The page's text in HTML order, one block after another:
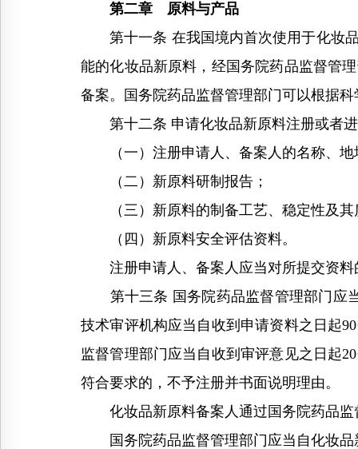
第二章 原料与产品
第十一条 在我国境内首次使用于化妆品
能的化妆品新原料，经国务院药品监督管
备案。国务院药品监督管理部门可以根据
第十二条 申请化妆品新原料注册或者进
（一）注册申请人、备案人的名称、地
（二）新原料研制报告；
（三）新原料的制备工艺、稳定性及其
（四）新原料安全评估资料。
注册申请人、备案人应当对所提交资料
第十三条 国务院药品监督管理部门应当
技术审评机构应当自收到申请资料之日起
监督管理部门应当自收到审评意见之日起
符合要求的，不予注册并书面说明理由。
化妆品新原料备案人通过国务院药品监
国务院药品监督管理部门应当自化妆品